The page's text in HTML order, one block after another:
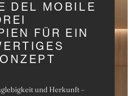
DEL MOBILE
FÜR EIN
und Herkunft –